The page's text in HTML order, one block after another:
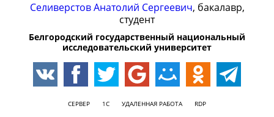
Селиверстов Анатолий Сергеевич, бакалавр,
студент
Белгородский государственный национальный
исследовательский университет
СЕРВЕР 1С УДАЛЕННАЯ РАБОТА RDP